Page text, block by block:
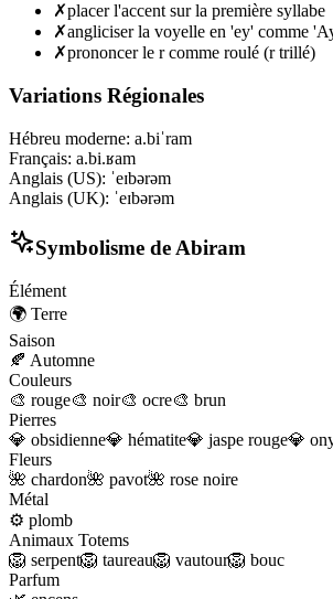
✗placer l'accent sur la première syllabe
✗angliciser la voyelle en 'ey' comme
✗prononcer le r comme roulé (r trillé)
Variations Régionales
Hébreu moderne: a.biˈram
Français: a.bi.ʁam
Anglais (US): ˈeɪbərəm
Anglais (UK): ˈeɪbərəm
Symbolisme deAbiram
Élément
🌍 Terre
Saison
🍂 Automne
Couleurs
🎨 rouge🎨 noir🎨 ocre🎨 brun
Pierres
💎 obsidienne💎 hématite💎 jaspe rouge💎
Fleurs
🌺 chardon🌺 pavot🌺 rose noire
Métal
⚙️ plomb
Animaux Totems
🦁 serpent🦁 taureau🦁 vautour🦁 bouc
Parfum